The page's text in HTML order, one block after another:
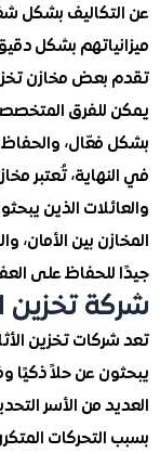
بشكل شفاف،
بشكل دقيق وفهم
مخازن تخزين
المتخصصة
والحفاظ على
تُعتبر مخازن
الذين يبحثون عن
بين الأمان،
على العفش
تخزين اثاث
تخزين الأثاث في
عن حلاً ذكيًا وفعّالًا
من الأسر التحديات
المتكررة، أو